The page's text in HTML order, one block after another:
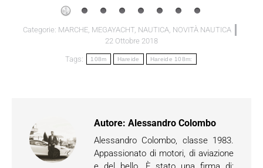
Categorie: MARCHE, MEGAYACHT, NAUTICA, NOVITÀ NAUTICA
22 Ottobre 2018
Tags: 108m Hareide Hareide 108m:
Autore: Alessandro Colombo
Alessandro Colombo, classe 1983.
Appassionato di motori, di aviazione